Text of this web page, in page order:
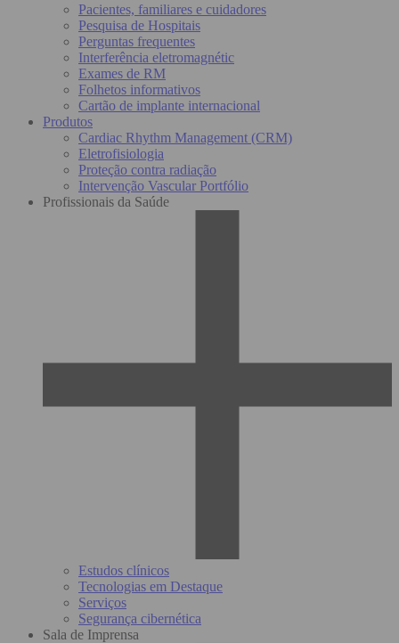
Pacientes, familiares e cuidadores
Pesquisa de Hospitais
Perguntas frequentes
Interferência eletromagnétic
Exames de RM
Folhetos informativos
Cartão de implante internacional
Produtos
Cardiac Rhythm Management (CRM)
Eletrofisiologia
Proteção contra radiação
Intervenção Vascular Portfólio
Profissionais da Saúde
Estudos clínicos
Tecnologias em Destaque
Serviços
Segurança cibernética
Sala de Imprensa